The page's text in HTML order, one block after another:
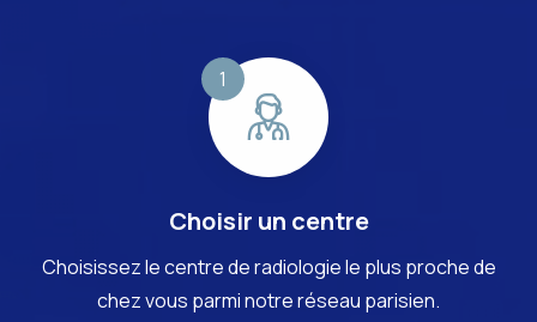
Choisir un centre
Choisissez le centre de radiologie le plus proche de
chez vous parmi notre réseau parisien.